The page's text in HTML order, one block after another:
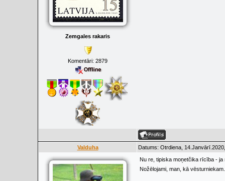
Zemgales rakaris
Komentāri: 2879
Valduha Datums: Otrdiena,
Nu re, tipiska moņetčika rīcība -
Nožēlojami, man, kā